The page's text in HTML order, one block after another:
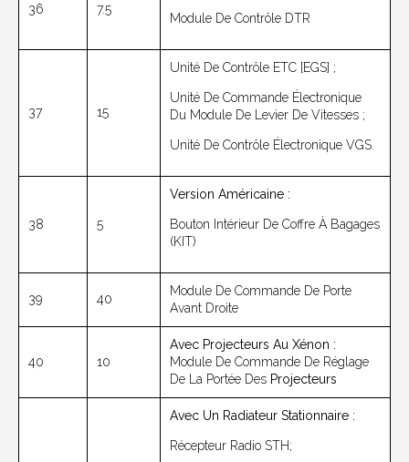
36 7.5
Module De Contrôle DTR
37 15
Unité De Contrôle ETC [EGS] ;
Unité De Commande Électronique
Du Module De Levier De Vitesses ;
Unité De Contrôle Électronique VGS.
38 5
Version Américaine :
Bouton Intérieur De Coffre À Bagages
(KIT)
39 40
Module De Commande De Porte
Avant Droite
40 10
Avec Projecteurs Au Xénon :
Module De Commande De Réglage
De La Portée Des Projecteurs
Avec Un Radiateur Stationnaire :
Récepteur Radio STH;